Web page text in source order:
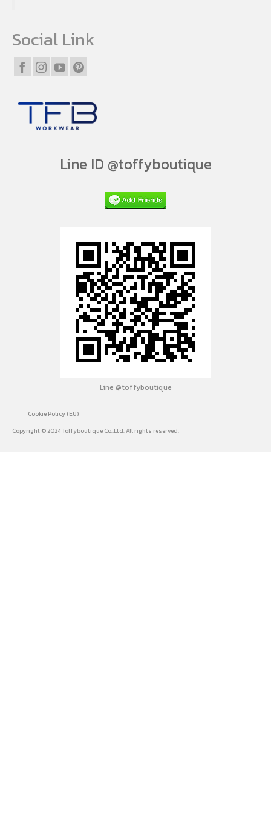
Social Link
Line ID @toffyboutique
Line @toffyboutique
Cookie Policy (EU)
Copyright © 2024 Toffyboutique Co.,Ltd. All rights reserved.